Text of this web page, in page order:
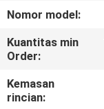
TUR
PABRIK
KONTROL
Nomor model:
Kuantitas min
Order:
Kemasan
rincian: